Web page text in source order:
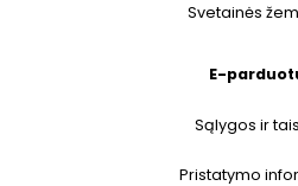
Svetainės
E-
Sąlygos ir
Pristatymo